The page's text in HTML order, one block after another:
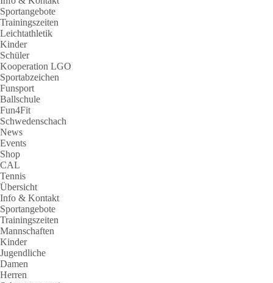
Sportangebote
Trainingszeiten
Leichtathletik
Kinder
Schüler
Kooperation LGO
Sportabzeichen
Funsport
Ballschule
Fun4Fit
Schwedenschach
News
Events
Shop
CAL
Tennis
Übersicht
Info & Kontakt
Sportangebote
Trainingszeiten
Mannschaften
Kinder
Jugendliche
Damen
Herren